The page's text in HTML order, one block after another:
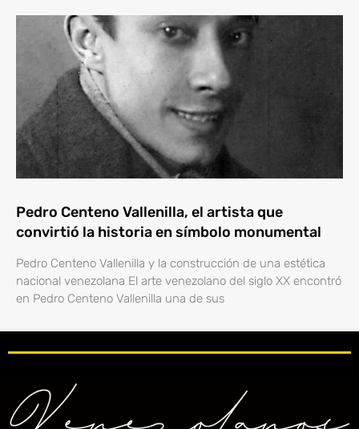
Pedro Centeno Vallenilla, el artista que
convirtió la historia en símbolo monumental
Pedro Centeno Vallenilla y la construcción de una estética
nacional venezolana El arte venezolano del siglo XX encontró
en Pedro Centeno Vallenilla una de sus